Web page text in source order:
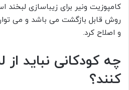
کامپوزیت ونیر برای زیباسازی لبخند
روش قابل بازگشت می باشد و می
و اصلاح کرد.
چه کودکانی نباید
کنند؟